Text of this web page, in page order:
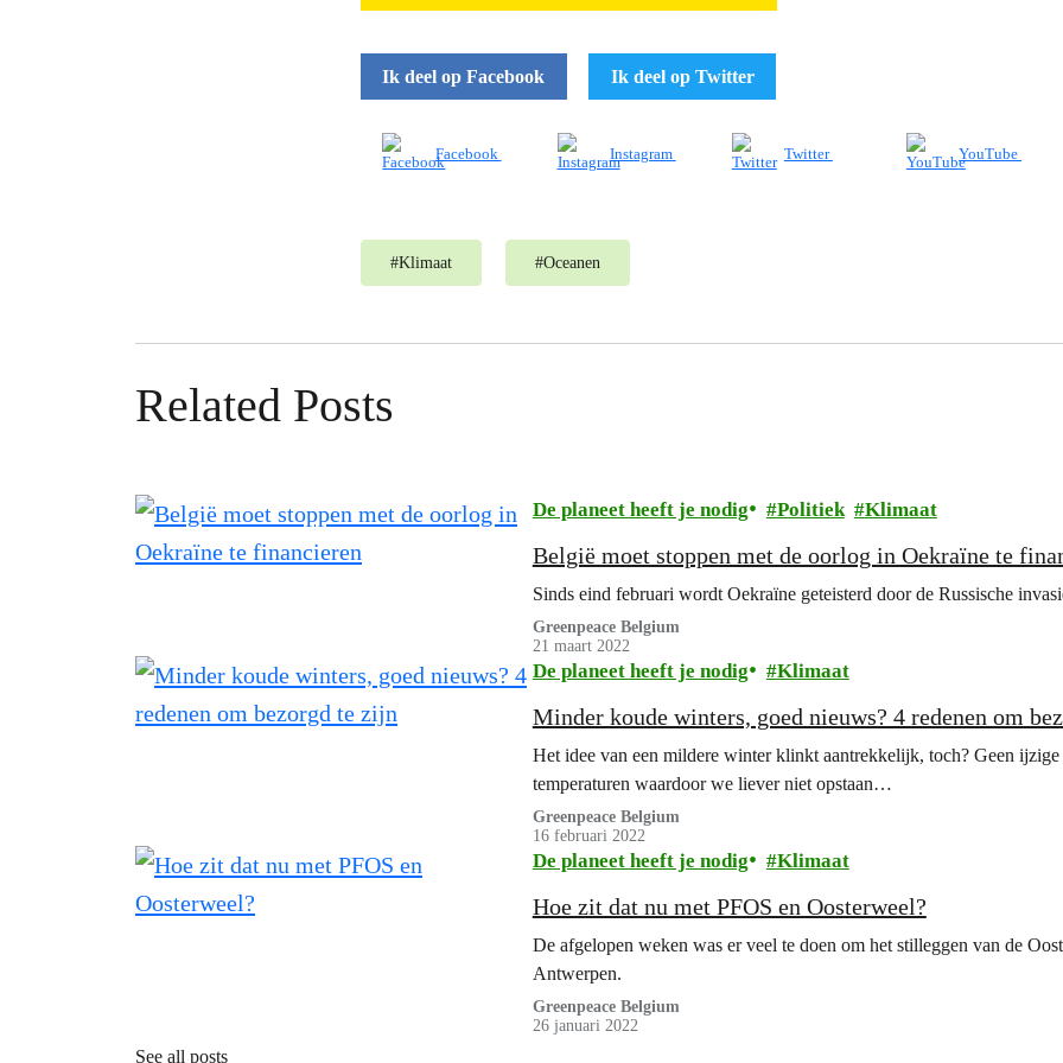
Ik deel op Facebook Ik deel op Twitter
Facebook Instagram Twitter YouTube
#Klimaat #Oceanen
Related Posts
De planeet heeft je nodig Politiek Klimaat
België moet stoppen met de oorlog in Oekraïne te
Sinds eind februari wordt Oekraïne geteisterd door de Russische
Greenpeace Belgium
21 maart 2022
De planeet heeft je nodig Klimaat
Minder koude winters, goed nieuws? 4 redenen om
Het idee van een mildere winter klinkt aantrekkelijk, toch? Geen
temperaturen waardoor we liever niet opstaan…
Greenpeace Belgium
16 februari 2022
De planeet heeft je nodig Klimaat
Hoe zit dat nu met PFOS en Oosterweel?
De afgelopen weken was er veel te doen om het stilleggen van de
Antwerpen.
Greenpeace Belgium
26 januari 2022
See all posts